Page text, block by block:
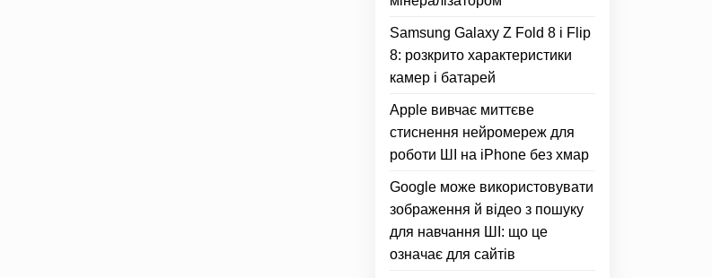
Samsung Galaxy Z Fold 8 і Flip
8: розкрито характеристики
камер і батарей
Apple вивчає миттєве
стиснення нейромереж для
роботи ШІ на iPhone без хмар
Google може використовувати
зображення й відео з пошуку
для навчання ШІ: що це
означає для сайтів